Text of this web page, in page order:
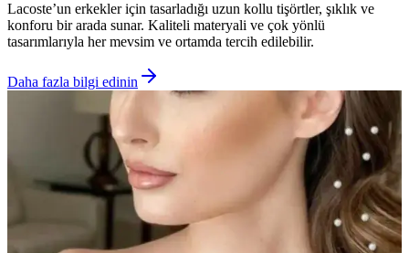
Lacoste’un erkekler için tasarladığı uzun kollu tişörtler, şıklık ve
konforu bir arada sunar. Kaliteli materyali ve çok yönlü
tasarımlarıyla her mevsim ve ortamda tercih edilebilir.
Daha fazla bilgi edinin